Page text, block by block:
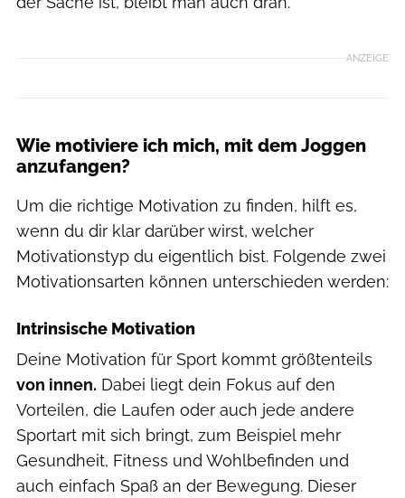
ANZEIGE
Wie motiviere ich mich, mit dem Joggen
anzufangen?
Um die richtige Motivation zu finden, hilft es,
wenn du dir klar darüber wirst, welcher
Motivationstyp du eigentlich bist. Folgende zwei
Motivationsarten können unterschieden werden:
Intrinsische Motivation
Deine Motivation für Sport kommt größtenteils
von innen. Dabei liegt dein Fokus auf den
Vorteilen, die Laufen oder auch jede andere
Sportart mit sich bringt, zum Beispiel mehr
Gesundheit, Fitness und Wohlbefinden und
auch einfach Spaß an der Bewegung. Dieser